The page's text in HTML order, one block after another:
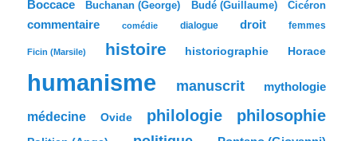
c
e
Boccace Buchanan (George) Budé (Guillaume) Cicéron
commentaire comédie dialogue droit femmes
Ficin (Marsile) histoire historiographie Horace
humanisme manuscrit mythologie
médecine Ovide philologie philosophie